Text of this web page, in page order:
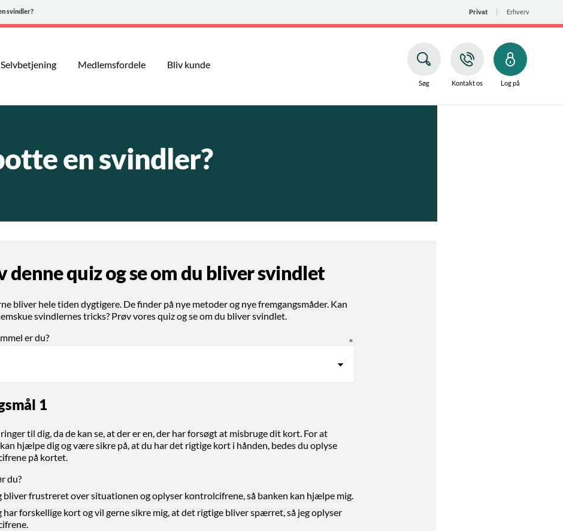
svindler? Privat Erhverv
Selvbetjening Medlemsfordele Bliv kunde
Søg Kontakt os Log på
en svindler?
denne quiz og se om du bliver svindlet
bliver hele tiden dygtigere. De finder på nye metoder og nye fremgangsmåder. Kan
svindlernes tricks? Prøv vores quiz og se om du bliver svindlet.
er du?
1
til dig, da de kan se, at der er en, der har forsøgt at misbruge dit kort. For at
hjælpe dig og være sikre på, at du har det rigtige kort i hånden, bedes du oplyse
på kortet.
du?
bliver frustreret over situationen og oplyser kontrolcifrene, så banken kan hjælpe mig.
har forskellige kort og vil gerne sikre mig, at det rigtige bliver spærret, så jeg oplyser